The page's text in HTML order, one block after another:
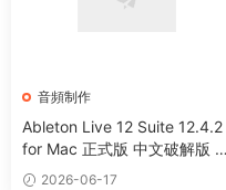
音頻制作
Ableton Live 12 Suite 12.4.2
for Mac 正式版 中文破解版 強
大音樂制作及演奏軟件
2026-06-17